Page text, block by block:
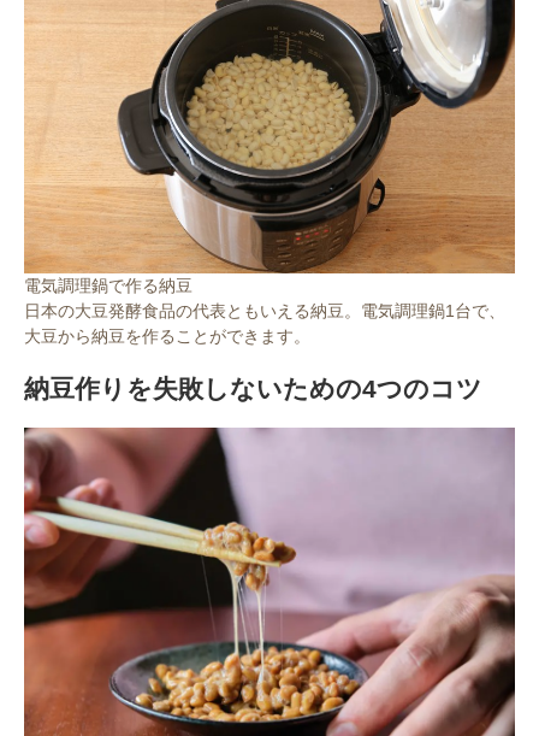
電気調理鍋で作る納豆
日本の大豆発酵食品の代表ともいえる納豆。電気調理鍋1台で、
大豆から納豆を作ることができます。
納豆作りを失敗しないための4つのコツ